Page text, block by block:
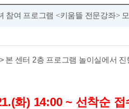
참여 프로그램 <키움뜰 전문강좌>
본 센터 2층 프로그램 놀이실에서 진
화) 14:00 ~ 선착순 접